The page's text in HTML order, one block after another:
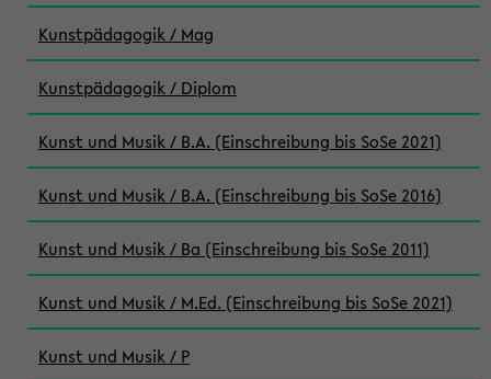
Kunstpädagogik / Mag
Kunstpädagogik / Diplom
Kunst und Musik / B.A. (Einschreibung bis SoSe 2021)
Kunst und Musik / B.A. (Einschreibung bis SoSe 2016)
Kunst und Musik / Ba (Einschreibung bis SoSe 2011)
Kunst und Musik / M.Ed. (Einschreibung bis SoSe 2021)
Kunst und Musik / P